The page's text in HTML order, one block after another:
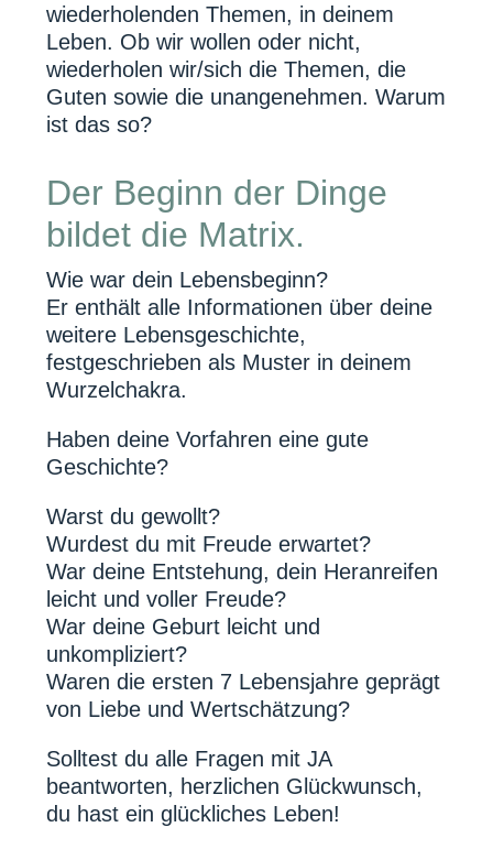
wiederholenden Themen, in deinem
Leben. Ob wir wollen oder nicht,
wiederholen wir/sich die Themen, die
Guten sowie die unangenehmen. Warum
ist das so?
Der Beginn der Dinge
bildet die Matrix.
Wie war dein Lebensbeginn?
Er enthält alle Informationen über deine
weitere Lebensgeschichte,
festgeschrieben als Muster in deinem
Wurzelchakra.
Haben deine Vorfahren eine gute
Geschichte?
Warst du gewollt?
Wurdest du mit Freude erwartet?
War deine Entstehung, dein Heranreifen
leicht und voller Freude?
War deine Geburt leicht und
unkompliziert?
Waren die ersten 7 Lebensjahre geprägt
von Liebe und Wertschätzung?
Solltest du alle Fragen mit JA
beantworten, herzlichen Glückwunsch,
du hast ein glückliches Leben!